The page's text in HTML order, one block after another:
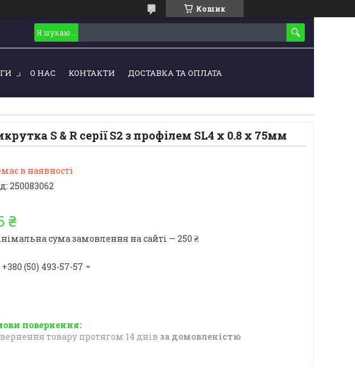
Кошик
О НАС КОНТАКТИ ДОСТАВКА ТА ОПЛАТА
S & R серії S2 з профілем SL4 х 0.8 x 75мм
в наявності
250083062
₴
сума замовлення на сайті — 250 ₴
+380 (50) 493-57-57
товару протягом 14 днів за домовленістю